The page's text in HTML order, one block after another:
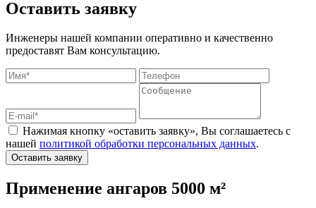
Оставить заявку
Инженеры нашей компании оперативно и качественно
предоставят Вам консультацию.
Нажимая кнопку «оставить заявку», Вы соглашаетесь с
нашей политикой обработки персональных данных.
Оставить заявку
Применение ангаров 5000 м²